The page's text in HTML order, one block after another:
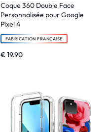
Coque 360 Double Face
Personnalisée pour Google
Pixel 4
FABRICATION FRANÇAISE
€19.90